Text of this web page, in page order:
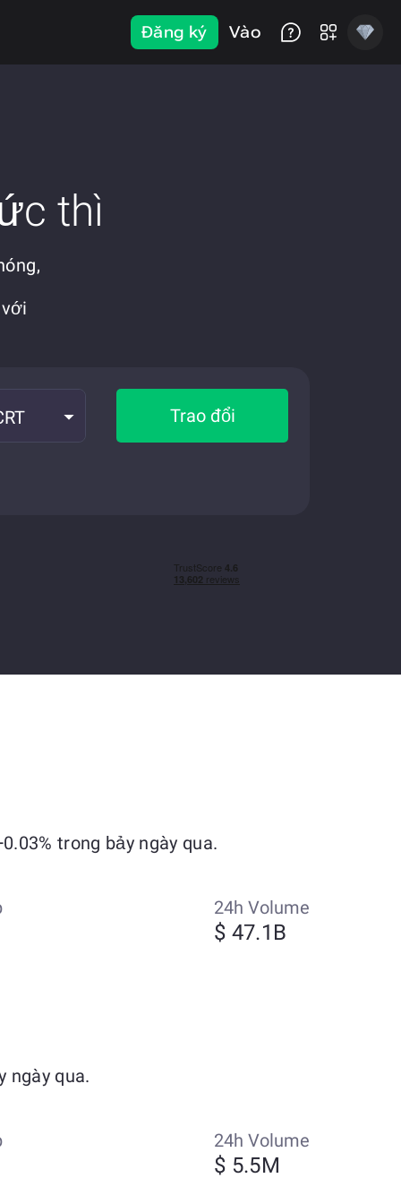
Đăng ký Vào
thì
Trao đổi
trong bảy ngày qua.
24h Volume
$ 47.1B
ngày qua.
24h Volume
$ 5.5M